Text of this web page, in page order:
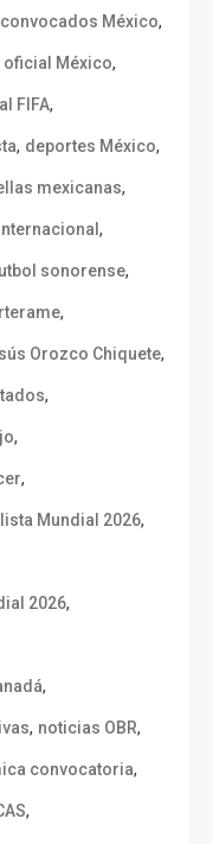
convocados México,
México,
FIFA,
, deportes México,
mexicanas,
,
sonorense,
,
Orozco Chiquete,
,
,
,
lista Mundial 2026,
2026,
,
, noticias OBR,
convocatoria,
,